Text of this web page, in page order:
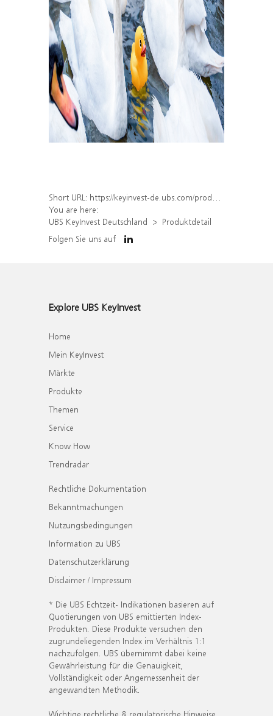
Short URL: https://keyinvest-de.ubs.com/produkt/detail/index/isin/DE000WA5ZW07
You are here:
UBS KeyInvest Deutschland
Produktdetail
Folgen Sie uns auf
Explore UBS KeyInvest
Home
Mein KeyInvest
Märkte
Produkte
Themen
Service
Know How
Trendradar
Rechtliche Dokumentation
Bekanntmachungen
Nutzungsbedingungen
Information zu UBS
Datenschutzerklärung
Disclaimer / Impressum
* Die UBS Echtzeit- Indikationen basieren auf
Quotierungen von UBS emittierten Index-
Produkten. Diese Produkte versuchen den
zugrundeliegenden Index im Verhältnis 1:1
nachzufolgen. UBS übernimmt dabei keine
Gewährleistung für die Genauigkeit,
Vollständigkeit oder Angemessenheit der
angewandten Methodik.